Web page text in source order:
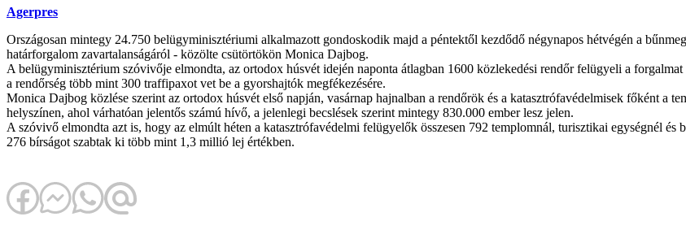
Agerpres
Országosan mintegy 24.750 belügyminisztériumi alkalmazott gondoskodik majd a péntektől kezdődő négynapos hétvégén a
határforgalom zavartalanságáról - közölte csütörtökön Monica Dajbog.
A belügyminisztérium szóvivője elmondta, az ortodox húsvét idején naponta átlagban 1600 közlekedési rendőr felügyeli a
a rendőrség több mint 300 traffipaxot vet be a gyorshajtók megfékezésére.
Monica Dajbog közlése szerint az ortodox húsvét első napján, vasárnap hajnalban a rendőrök és a katasztrófavédelmisek főként a
helyszínen, ahol várhatóan jelentős számú hívő, a jelenlegi becslések szerint mintegy 830.000 ember lesz jelen.
A szóvivő elmondta azt is, hogy az elmúlt héten a katasztrófavédelmi felügyelők összesen 792 templomnál, turisztikai egységnél
276 bírságot szabtak ki több mint 1,3 millió lej értékben.